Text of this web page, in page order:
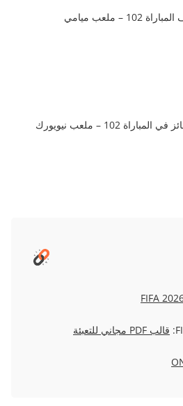
الفائز في المباراة 101 ضد الفائز في المباراة 102 – ملعب نيويورك
قالب PDF مجاني للتعبئة